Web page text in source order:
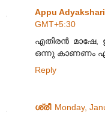
Appu Adyakshari
GMT+5:30
എതിരന്‍ മാഷേ,
ഒന്നു കാണണം
Reply
ശ്രീ Monday,